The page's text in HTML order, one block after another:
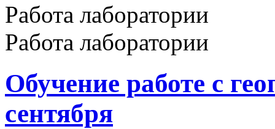
Работа лаборатории
Работа лаборатории
Обучение работе с
сентября